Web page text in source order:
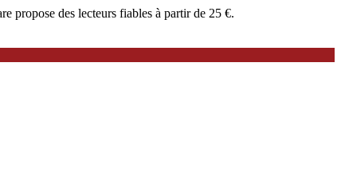
propose des lecteurs fiables à partir de 25 €.